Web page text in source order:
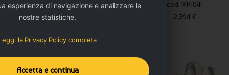
MK-22126
2,268 €
cod. MK1041
2,394 €
esperienza di navigazione e analizzare le
nostre statistiche.
Leggi la Privacy Policy completa
Accetta e continua